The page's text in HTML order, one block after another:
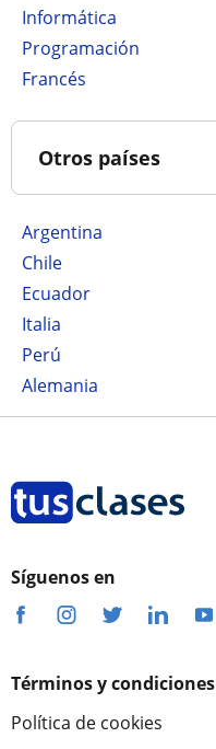
Informática
Programación
Francés
Otros países
Argentina
Chile
Ecuador
Italia
Perú
Alemania
Síguenos en
Términos y condiciones
Política de cookies